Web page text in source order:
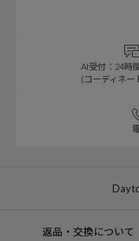
AI受付：24時
(コーディネー
返品・交換について